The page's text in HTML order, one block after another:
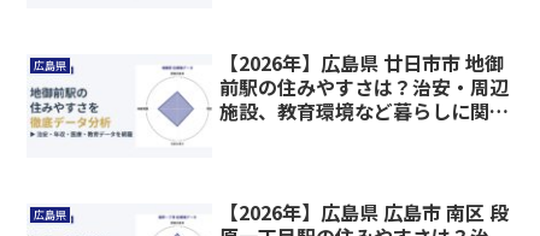
広島県
【2026年】広島県 廿日市市 地御
前駅の住みやすさは？治安・周辺
施設、教育環境など暮らしに関わ
広島県
【2026年】広島県 広島市 南区 段